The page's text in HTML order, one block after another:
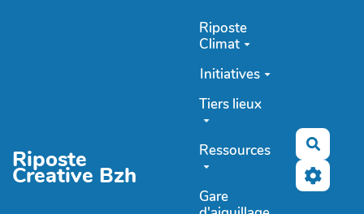
Riposte
Creative Bzh
Riposte
Climat
Initiatives
Tiers lieux
Ressources
Gare